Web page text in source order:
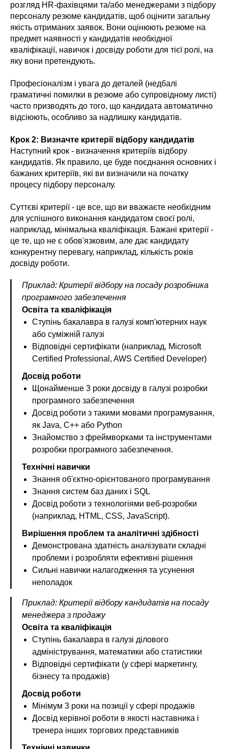
розгляд HR-фахівцями та/або менеджерами з підбору
персоналу резюме кандидатів, щоб оцінити загальну
якість отриманих заявок. Вони оцінюють резюме на
предмет наявності у кандидатів необхідної
кваліфікації, навичок і досвіду роботи для тієї ролі, на
яку вони претендують.
Професіоналізм і увага до деталей (недбалі
граматичні помилки в резюме або супровідному листі)
часто призводять до того, що кандидата автоматично
відсіюють, особливо за надлишку кандидатів.
Крок 2: Визначте критерії відбору кандидатів
Наступний крок - визначення критеріїв відбору
кандидатів. Як правило, це буде поєднання основних і
бажаних критеріїв, які ви визначили на початку
процесу підбору персоналу.
Суттєві критерії - це все, що ви вважаєте необхідним
для успішного виконання кандидатом своєї ролі,
наприклад, мінімальна кваліфікація. Бажані критерії -
це те, що не є обов'язковим, але дає кандидату
конкурентну перевагу, наприклад, кількість років
досвіду роботи.
Приклад: Критерії відбору на посаду розробника
програмного забезпечення
Освіта та кваліфікація
Ступінь бакалавра в галузі комп'ютерних наук
або суміжній галузі
Відповідні сертифікати (наприклад, Microsoft
Certified Professional, AWS Certified Developer)
Досвід роботи
Щонайменше 3 роки досвіду в галузі розробки
програмного забезпечення
Досвід роботи з такими мовами програмування,
як Java, C++ або Python
Знайомство з фреймворками та інструментами
розробки програмного забезпечення.
Технічні навички
Знання об'єктно-орієнтованого програмування
Знання систем баз даних і SQL
Досвід роботи з технологіями веб-розробки
(наприклад, HTML, CSS, JavaScript).
Вирішення проблем та аналітичні здібності
Демонстрована здатність аналізувати складні
проблеми і розробляти ефективні рішення
Сильні навички налагодження та усунення
неполадок
Приклад: Критерії відбору кандидатів на посаду
менеджера з продажу
Освіта та кваліфікація
Ступінь бакалавра в галузі ділового
адміністрування, математики або статистики
Відповідні сертифікати (у сфері маркетингу,
бізнесу та продажів)
Досвід роботи
Мінімум 3 роки на позиції у сфері продажів
Досвід керівної роботи в якості наставника і
тренера інших торгових представників